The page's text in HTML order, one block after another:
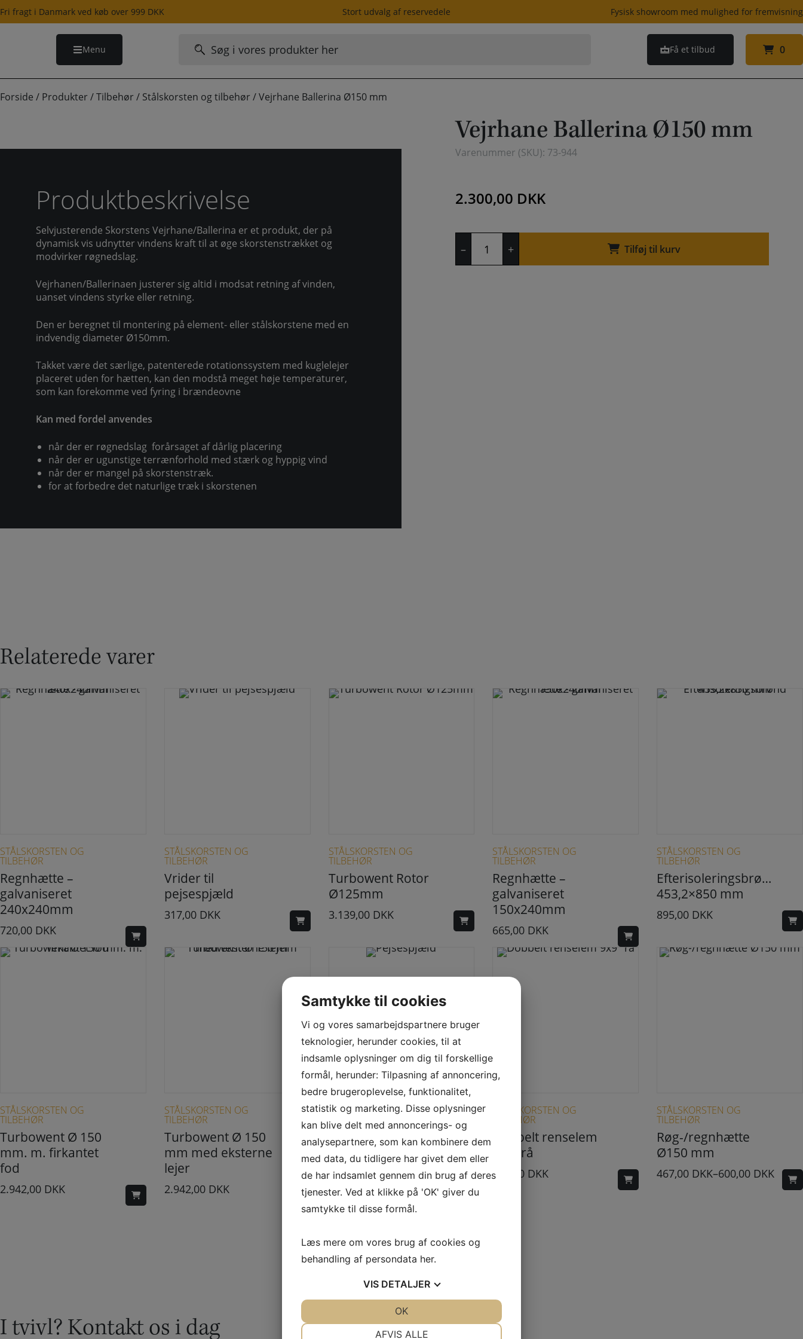
Hop
til
Fri fragt i Danmark ved køb over 999 DKK Stort udvalg af reservedele Fysisk showroom med mulighed for fremvisning
Menu
efter:
Få et tilbud 0
0
Forside / Produkter/Tilbehør/ Stålskorsten og tilbehør/Vejrhane Ballerina Ø150 mm
Produktbeskrivelse
Selvjusterende Skorstens Vejrhane/Ballerina er et produkt, der på
dynamisk vis udnytter vindens kraft til at øge skorstens­trækket og
modvirker røgnedslag.
Vejrhanen/Ballerinaen justerer sig altid i modsat retning af vinden,
uanset vindens styrke eller retning.
Den er beregnet til montering på element- eller stålskorstene med en
indvendig diameter Ø150mm.
Takket være det særlige, patenterede rotationssystem med kuglelejer
placeret uden for hætten, kan den modstå meget høje temperaturer,
som kan forekomme ved fyring i brændeovne
Kan med fordel anvendes
når der er røgnedslag forårsaget af dårlig placering
når der er ugunstige terrænforhold med stærk og hyppig vind
når der er mangel på skorstens­træk.
for at forbedre det naturlige træk i skorstenen
Vejrhane Ballerina Ø150 mm
Varenummer (SKU): 73-944
2.300,00 DKK
–
Ballerina
Ø150
+ Tilføj til kurv
Relaterede varer
STÅLSKORSTEN OG
TILBEHØR
Regnhætte –
galvaniseret
240x240mm
720,00 DKK
STÅLSKORSTEN OG
TILBEHØR
Vrider til
pejsespjæld
317,00 DKK
STÅLSKORSTEN OG
TILBEHØR
Turbowent Rotor
Ø125mm
3.139,00 DKK
STÅLSKORSTEN OG
TILBEHØR
Regnhætte –
galvaniseret
150x240mm
665,00 DKK
STÅLSKORSTEN OG
TILBEHØR
Efterisoleringsbrønd
453,2×850 mm
895,00 DKK
STÅLSKORSTEN OG
TILBEHØR
Turbowent Ø 150
mm. m. firkantet
fod
2.942,00 DKK
STÅLSKORSTEN OG
TILBEHØR
Turbowent Ø 150
mm med eksterne
lejer
2.942,00 DKK
STÅLSKORSTEN OG
TILBEHØR
Pejsespjæld
1.687,00DKK
STÅLSKORSTEN OG
TILBEHØR
Dobbelt renselem
9×9″ rå
650,00 DKK
STÅLSKORSTEN OG
TILBEHØR
Røg-/regnhætte
Ø150 mm
467,00 DKK–600,00 DKK
I tvivl? Kontakt os i dag
Samtykke til cookies
Vi og vores samarbejdspartnere bruger
teknologier, herunder cookies, til at
indsamle oplysninger om dig til forskellige
formål, herunder: Tilpasning af annoncering,
bedre brugeroplevelse, funktionalitet,
statistik og marketing. Disse oplysninger
kan blive delt med annoncerings- og
analysepartnere, som kan kombinere dem
med data, du tidligere har givet dem eller
de har indsamlet gennem din brug af deres
tjenester. Ved at klikke på 'OK' giver du
samtykke til disse formål.
Læs mere om vores brug af cookies og
behandling af persondata her.
VIS DETALJER
AFVIS ALLE
OK